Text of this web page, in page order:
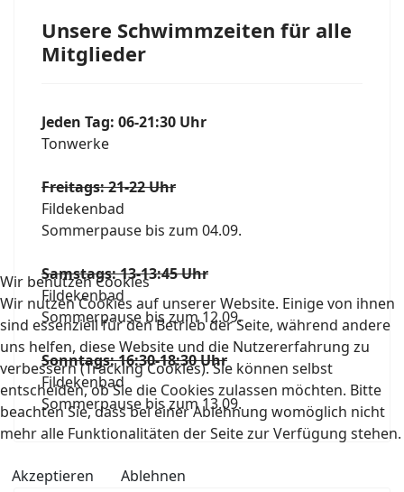
Unsere Schwimmzeiten für alle
Mitglieder
Jeden Tag: 06-21:30 Uhr
Tonwerke
Freitags: 21-22 Uhr
Fildekenbad
Sommerpause bis zum 04.09.
Samstags: 13-13:45 Uhr
Fildekenbad
Sommerpause bis zum 12.09.
Sonntags: 16:30-18:30 Uhr
Fildekenbad
Sommerpause bis zum 13.09.
Wir benutzen Cookies
Wir nutzen Cookies auf unserer Website. Einige von ihnen
sind essenziell für den Betrieb der Seite, während andere
uns helfen, diese Website und die Nutzererfahrung zu
verbessern (Tracking Cookies). Sie können selbst
entscheiden, ob Sie die Cookies zulassen möchten. Bitte
beachten Sie, dass bei einer Ablehnung womöglich nicht
mehr alle Funktionalitäten der Seite zur Verfügung stehen.
Akzeptieren
Ablehnen